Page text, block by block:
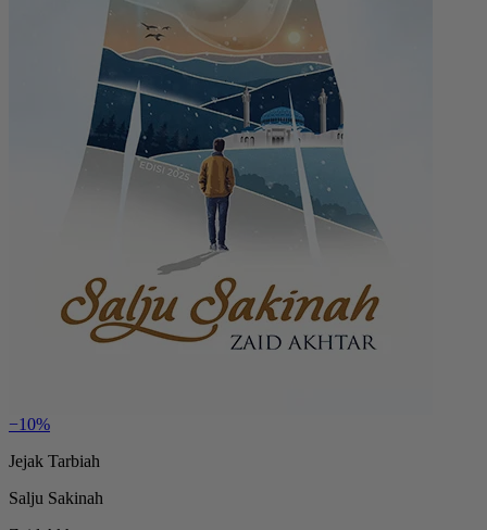
−10%
Jejak Tarbiah
Salju Sakinah